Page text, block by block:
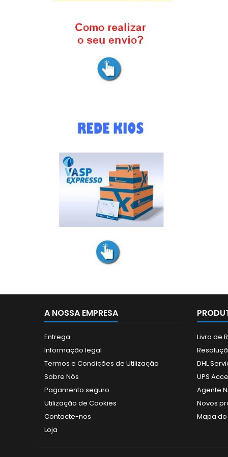
A NOSSA EMPRESA
Entrega
Informação legal
Termos e Condições de Utilização
Sobre Nós
Pagamento seguro
Utilização de Cookies
Contacte-nos
Loja
Livro de
DHL
UPS
Agente
Novos
Mapa do